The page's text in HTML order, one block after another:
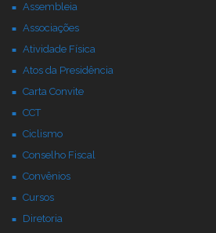
Assembleia
Associações
Atividade Física
Atos da Presidência
Carta Convite
CCT
Ciclismo
Conselho Fiscal
Convênios
Cursos
Diretoria